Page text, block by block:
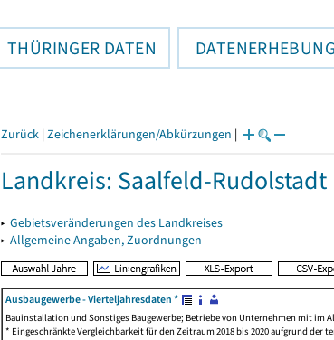
THÜRINGER DATEN DATENERHEBUNG
Zurück | Zeichenerklärungen/Abkürzungen |
Landkreis: Saalfeld-Rudolstadt
▸ Gebietsveränderungen des Landkreises
▸ Allgemeine Angaben, Zuordnungen
Ausbaugewerbe - Vierteljahresdaten *
Bauinstallation und Sonstiges Baugewerbe; Betriebe von Unternehmen mit im
* Eingeschränkte Vergleichbarkeit für den Zeitraum 2018 bis 2020 aufgrund der